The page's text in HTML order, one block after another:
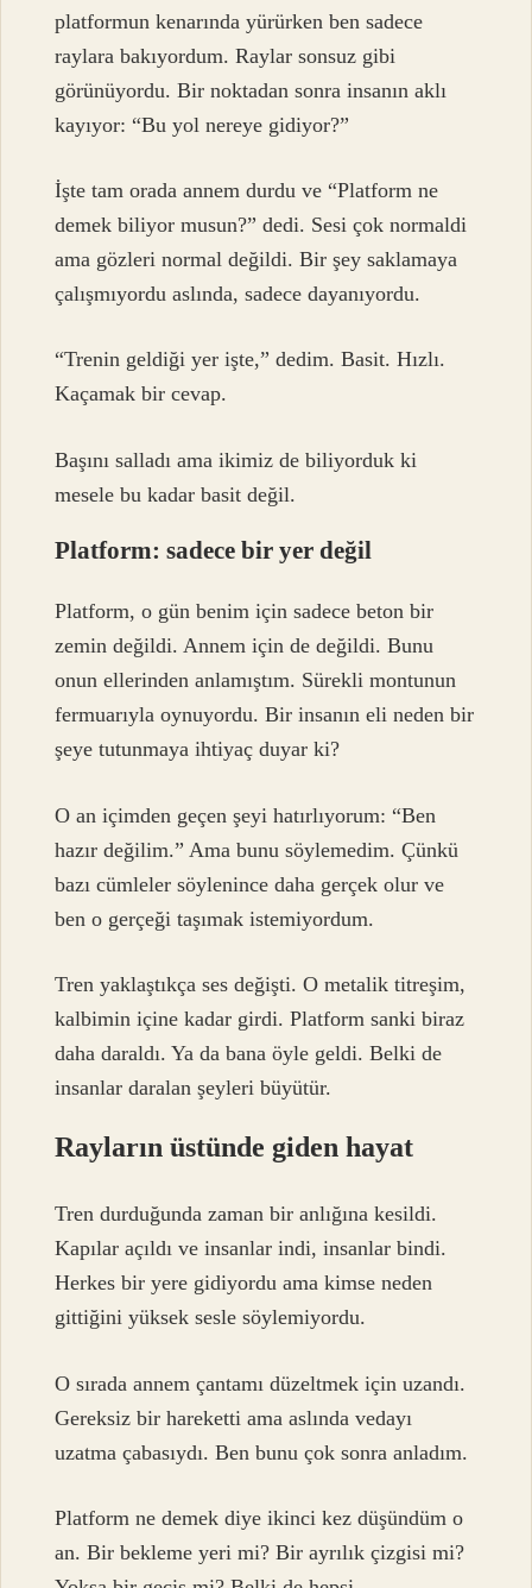
platformun kenarında yürürken ben sadece
raylara bakıyordum. Raylar sonsuz gibi
görünüyordu. Bir noktadan sonra insanın aklı
kayıyor: “Bu yol nereye gidiyor?”
İşte tam orada annem durdu ve “Platform ne
demek biliyor musun?” dedi. Sesi çok normaldi
ama gözleri normal değildi. Bir şey saklamaya
çalışmıyordu aslında, sadece dayanıyordu.
“Trenin geldiği yer işte,” dedim. Basit. Hızlı.
Kaçamak bir cevap.
Başını salladı ama ikimiz de biliyorduk ki
mesele bu kadar basit değil.
Platform: sadece bir yer değil
Platform, o gün benim için sadece beton bir
zemin değildi. Annem için de değildi. Bunu
onun ellerinden anlamıştım. Sürekli montunun
fermuarıyla oynuyordu. Bir insanın eli neden bir
şeye tutunmaya ihtiyaç duyar ki?
O an içimden geçen şeyi hatırlıyorum: “Ben
hazır değilim.” Ama bunu söylemedim. Çünkü
bazı cümleler söylenince daha gerçek olur ve
ben o gerçeği taşımak istemiyordum.
Tren yaklaştıkça ses değişti. O metalik titreşim,
kalbimin içine kadar girdi. Platform sanki biraz
daha daraldı. Ya da bana öyle geldi. Belki de
insanlar daralan şeyleri büyütür.
Rayların üstünde giden hayat
Tren durduğunda zaman bir anlığına kesildi.
Kapılar açıldı ve insanlar indi, insanlar bindi.
Herkes bir yere gidiyordu ama kimse neden
gittiğini yüksek sesle söylemiyordu.
O sırada annem çantamı düzeltmek için uzandı.
Gereksiz bir hareketti ama aslında vedayı
uzatma çabasıydı. Ben bunu çok sonra anladım.
Platform ne demek diye ikinci kez düşündüm o
an. Bir bekleme yeri mi? Bir ayrılık çizgisi mi?